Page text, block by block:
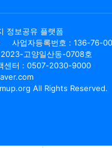
정보공유 플랫폼
사업자등록번호 : 136-76-
고양일산동-0708호
센터 : 0507-2030-9000
All Rights Reserved.